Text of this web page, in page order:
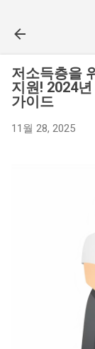
저소득층을
지원! 2024
가이드
11월 28, 2025